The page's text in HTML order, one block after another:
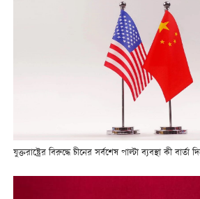
যুক্তরাষ্ট্রের বিরুদ্ধে চীনের সর্বশেষ পাল্টা ব্যবস্থা কী বার্তা